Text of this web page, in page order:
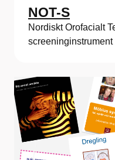
NOT-S
Nordiskt Orofacialt